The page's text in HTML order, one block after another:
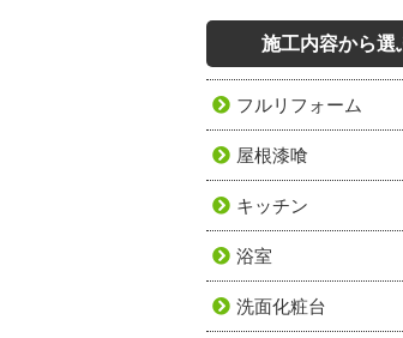
施工内容から選
フルリフォーム
屋根漆喰
キッチン
浴室
洗面化粧台